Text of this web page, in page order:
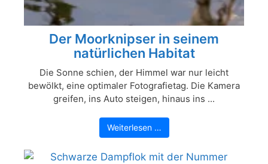
Der Moorknipser in seinem
natürlichen Habitat
Die Sonne schien, der Himmel war nur leicht
bewölkt, eine optimaler Fotografietag. Die Kamera
greifen, ins Auto steigen, hinaus ins ...
Weiterlesen …